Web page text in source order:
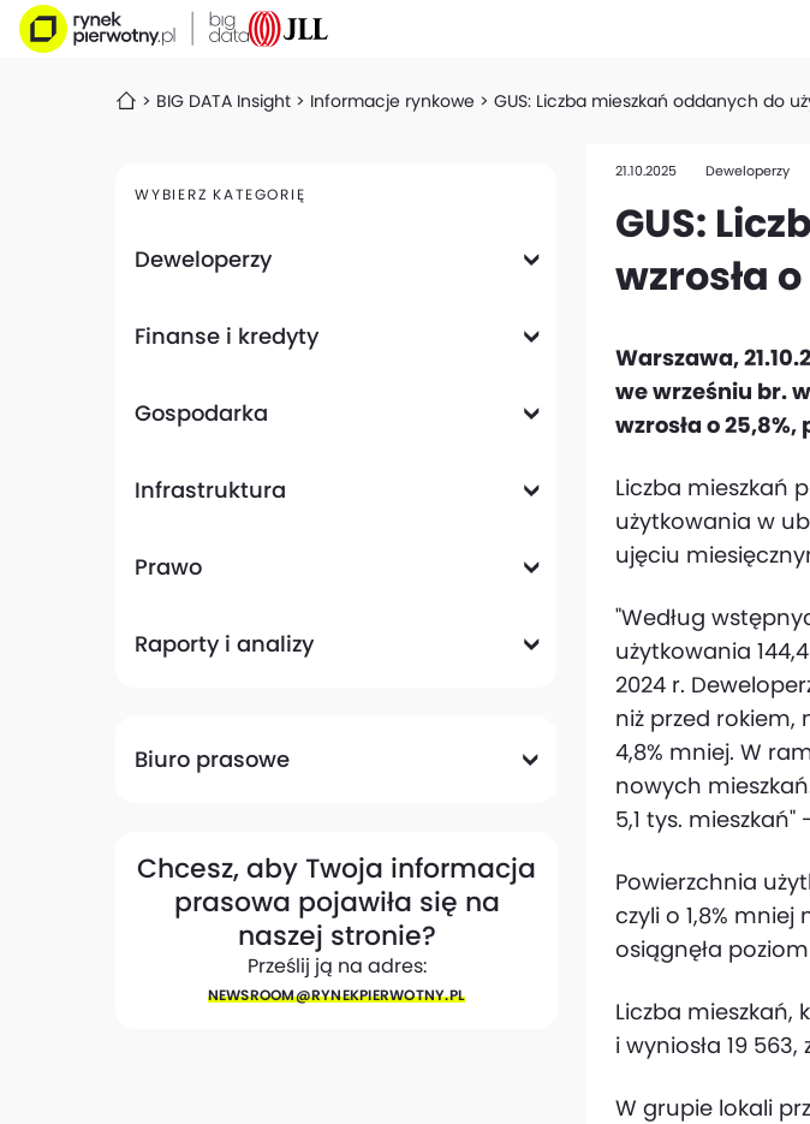
BIG DATA Insight Informacje rynkowe GUS: Liczba mieszkań oddanych do
WYBIERZ KATEGORIĘ
Deweloperzy
Finanse i kredyty
Gospodarka
Infrastruktura
Prawo
Raporty i analizy
Biuro prasowe
Chcesz, aby Twoja informacja
prasowa pojawiła się na
naszej stronie?
Prześlij ją na adres:
NEWSROOM@​RYNEKPIERWOTNY.PL
21.10.2025 Deweloperzy
GUS:
wzrosła
Warszawa,
we wrześniu br.
wzrosła o
Liczba mieszkań
użytkowania w
ujęciu
"Według
użytkowania
2024 r.
niż przed rokiem,
4,8% mniej. W
nowych
5,1 tys.
Powierzchnia
czyli o 1,8%
osiągnęła
Liczba mieszkań,
i wyniosła 19
W grupie lokali